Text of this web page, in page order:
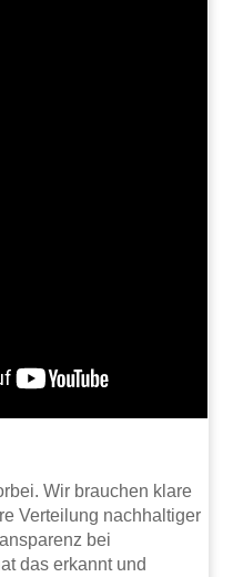
Wir brauchen klare
Verteilung nachhaltiger
bei
das erkannt und